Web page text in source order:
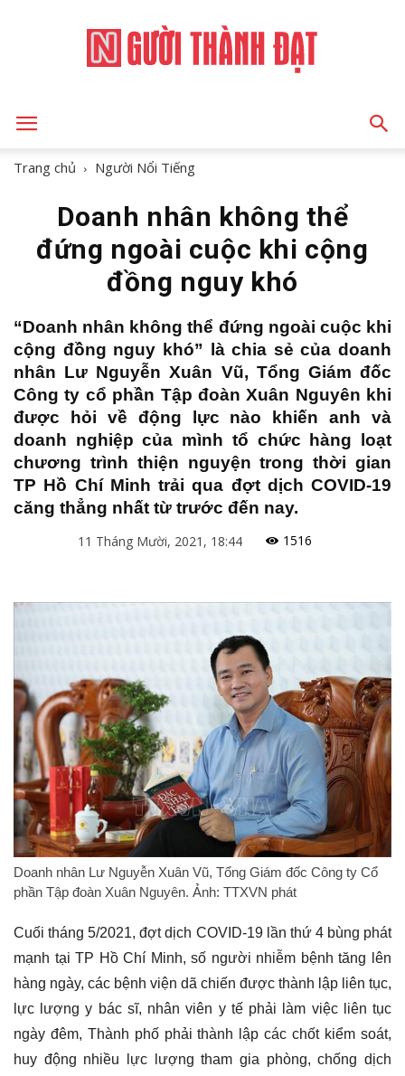
THÀNH
ĐẠT
Trang chủ Người Nổi Tiếng
Doanh nhân không thể
đứng ngoài cuộc khi cộng
đồng nguy khó
“Doanh nhân không thể đứng ngoài cuộc khi
cộng đồng nguy khó” là chia sẻ của doanh
nhân Lư Nguyễn Xuân Vũ, Tổng Giám đốc
Công ty cổ phần Tập đoàn Xuân Nguyên khi
được hỏi về động lực nào khiến anh và
doanh nghiệp của mình tổ chức hàng loạt
chương trình thiện nguyện trong thời gian
TP Hồ Chí Minh trải qua đợt dịch COVID-19
căng thẳng nhất từ trước đến nay.
11 Tháng Mười, 2021, 18:44 1516
Doanh nhân Lư Nguyễn Xuân Vũ, Tổng Giám đốc Công ty Cổ
phần Tập đoàn Xuân Nguyên. Ảnh: TTXVN phát
Cuối tháng 5/2021, đợt dịch COVID-19 lần thứ 4 bùng phát
mạnh tại TP Hồ Chí Minh, số người nhiễm bệnh tăng lên
hàng ngày, các bệnh viện dã chiến được thành lập liên tục,
lực lượng y bác sĩ, nhân viên y tế phải làm việc liên tục
ngày đêm, Thành phố phải thành lập các chốt kiểm soát,
huy động nhiều lực lượng tham gia phòng, chống dịch